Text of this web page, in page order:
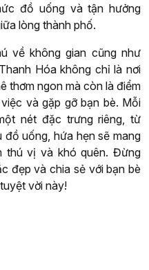
đồ uống và tận hưởng
lòng thành phố.
về không gian cũng như
Hóa không chỉ là nơi
thơm ngon mà còn là điểm
và gặp gỡ bạn bè. Mỗi
nét đặc trưng riêng, từ
đồ uống, hứa hẹn sẽ mang
thú vị và khó quên. Đừng
đẹp và chia sẻ với bạn bè
vời này!